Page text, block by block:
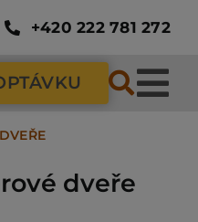
+420 222 781 272
dveře